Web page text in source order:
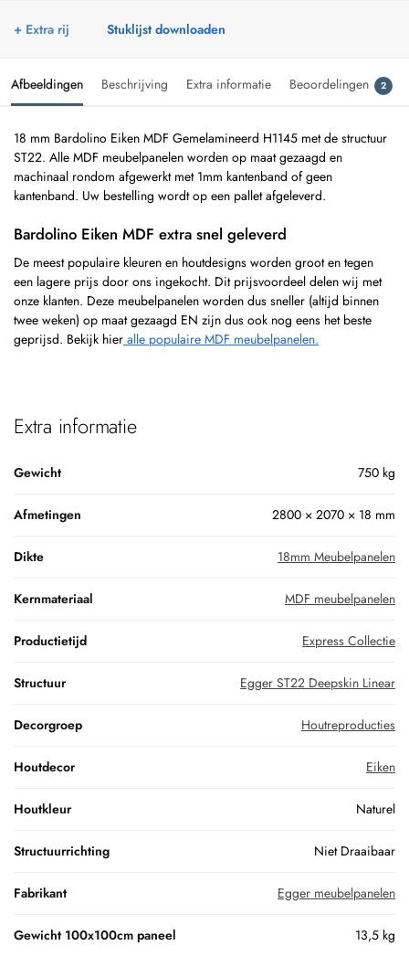
+ Extra rij Stuklijst downloaden
Afbeeldingen Beschrijving Extra informatie Beoordelingen 2
18 mm Bardolino Eiken MDF Gemelamineerd H1145 met de structuur
ST22. Alle MDF meubelpanelen worden op maat gezaagd en
machinaal rondom afgewerkt met 1mm kantenband of geen
kantenband. Uw bestelling wordt op een pallet afgeleverd.
Bardolino Eiken MDF extra snel geleverd
De meest populaire kleuren en houtdesigns worden groot en tegen
een lagere prijs door ons ingekocht. Dit prijsvoordeel delen wij met
onze klanten. Deze meubelpanelen worden dus sneller (altijd binnen
twee weken) op maat gezaagd EN zijn dus ook nog eens het beste
geprijsd. Bekijk hier alle populaire MDF meubelpanelen.
Extra informatie
Gewicht 750 kg
Afmetingen 2800 × 2070 × 18 mm
Dikte 18mm Meubelpanelen
Kernmateriaal MDF meubelpanelen
Productietijd Express Collectie
Structuur Egger ST22 Deepskin Linear
Decorgroep Houtreproducties
Houtdecor Eiken
Houtkleur Naturel
Structuurrichting Niet Draaibaar
Fabrikant Egger meubelpanelen
Gewicht 100x100cm paneel 13,5 kg